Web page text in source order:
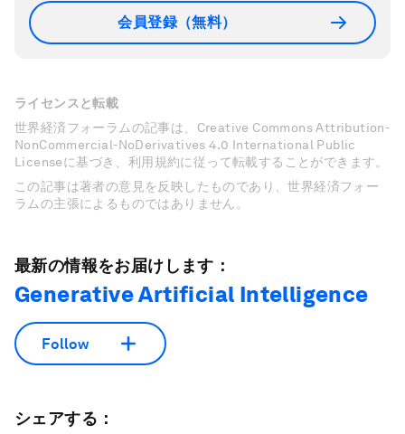
会員登録（無料）
ライセンスと転載
世界経済フォーラムの記事は、Creative Commons Attribution-
NonCommercial-NoDerivatives 4.0 International Public
Licenseに基づき、利用規約に従って転載することができます。
この記事は著者の意見を反映したものであり、世界経済フォー
ラムの主張によるものではありません。
最新の情報をお届けします：
Generative Artificial Intelligence
Follow
シェアする：